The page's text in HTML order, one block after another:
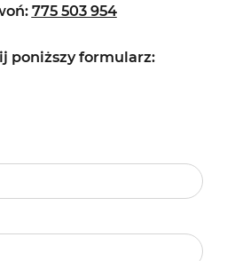
775 503 954
poniższyformularz: